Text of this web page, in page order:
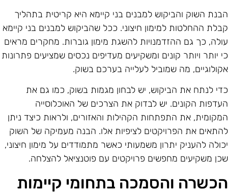
השוק והביקוש למבנים בני קיימא היא קריטית בתהליך
ההחלטות למימון חיצוני. ככל שהביקוש למבנים בני קיימא
כך גם ההזדמנויות להשגת מימון גוברות. מחקרים מראים
יותר ויותר קונים ומשקיעים מעדיפים נכסים שמציעים פתרונות
מה שמוביל לעלייה בערכם בשוק.
לנתח את הביקוש, יש לבחון מגמות בשוק, כמו גם את
הקונים. יש לבדוק את הצרכים של האוכלוסייה
את התפתחות הקהילות והאזורים, ולראות כיצד ניתן
את הפרויקטים לציפיות אלו. הבנה מעמיקה של השוק
להעניק יתרון משמעותי כאשר מתמודדים על מימון חיצוני,
משקיעים מחפשים פרויקטים עם פוטנציאל להצלחה.
והסמכה בתחומי קיימות